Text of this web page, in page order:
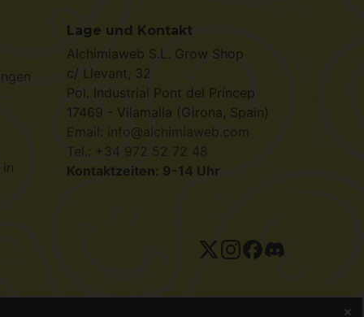
Lage und Kontakt
Alchimiaweb S.L. Grow Shop
c/ Llevant, 32
Pol. Industrial Pont del Príncep
17469 - Vilamalla (Girona, Spain)
Email: info@alchimiaweb.com
Tel.: +34 972 52 72 48
Kontaktzeiten: 9-14 Uhr